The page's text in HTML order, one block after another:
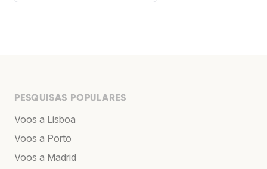
PESQUISAS POPULARES
Voos a Lisboa
Voos a Porto
Voos a Madrid